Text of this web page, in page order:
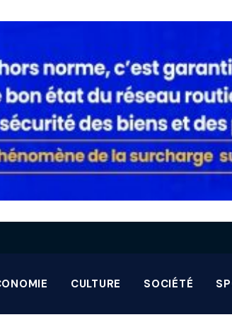
CULTURE SOCIÉTÉ